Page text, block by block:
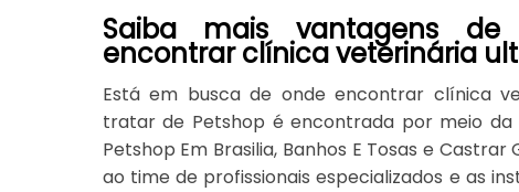
Saiba mais vantagens
encontrar clínica veterinária
Está em busca de onde encontrar clínica
tratar de Petshop é encontrada por meio da
Petshop Em Brasilia, Banhos E Tosas e
ao time de profissionais especializados e as